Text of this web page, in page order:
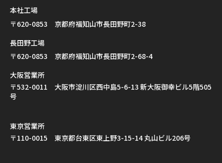
本社工場
〒620-0853 京都府福知山市長田野町2-38
長田野工場
〒620-0853 京都府福知山市長田野町2-68-4
大阪営業所
〒532-0011 大阪市淀川区西中島5-6-13 新大阪御幸ビル5階505
号
東京営業所
〒110-0015 東京都台東区東上野3-15-14 丸山ビル206号